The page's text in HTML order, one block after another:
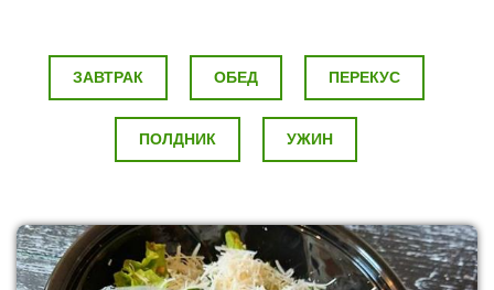
ЗАВТРАК ОБЕД ПЕРЕКУС
ПОЛДНИК УЖИН